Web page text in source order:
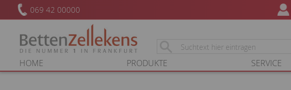
069 42 00000
HOME PRODUKTE SERVICE